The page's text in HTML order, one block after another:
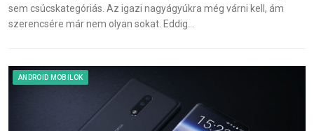
sem csúcskategóriás. Az igazi nagyágyúkra még várni kell, ám
szerencsére már nem olyan sokat. Eddig…
ANDROID MOBILOK